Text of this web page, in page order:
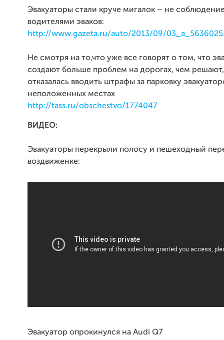
Эвакуаторы стали круче мигалок – не
водителями эваков:
http://www.gazeta.ru/auto/2013/09/
Не смотря на то,что уже все говорят о том, что
создают больше проблем на дорогах, чем
отказалась вводить штрафы за парковку
неположенных местах
http://tass.ru/obschestvo/1774047
ВИДЕО:
Эвакуаторы перекрыли полосу и пешеходный
воздвиженке:
Эвакуатор опрокинулся на Audi Q7